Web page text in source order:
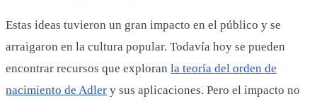
Estas ideas tuvieron un gran impacto en el público y se
arraigaron en la cultura popular. Todavía hoy se pueden
encontrar recursos que exploran la teoría del orden de
nacimiento de Adler y sus aplicaciones. Pero el impacto no